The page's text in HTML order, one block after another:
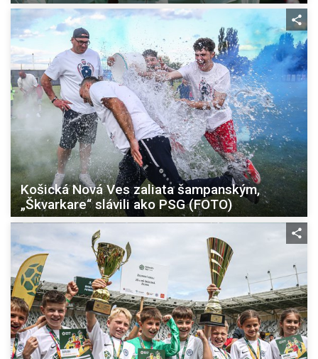
Košická Nová Ves zaliata šampanským,
„Škvarkare“ slávili ako PSG (FOTO)